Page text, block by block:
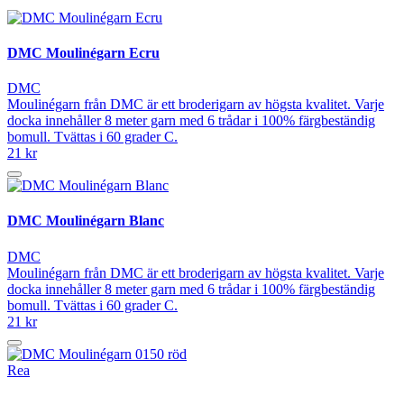
DMC Moulinégarn Ecru
DMC
Moulinégarn från DMC är ett broderigarn av högsta kvalitet. Varje
docka innehåller 8 meter garn med 6 trådar i 100% färgbeständig
bomull. Tvättas i 60 grader C.
21 kr
DMC Moulinégarn Blanc
DMC
Moulinégarn från DMC är ett broderigarn av högsta kvalitet. Varje
docka innehåller 8 meter garn med 6 trådar i 100% färgbeständig
bomull. Tvättas i 60 grader C.
21 kr
Rea